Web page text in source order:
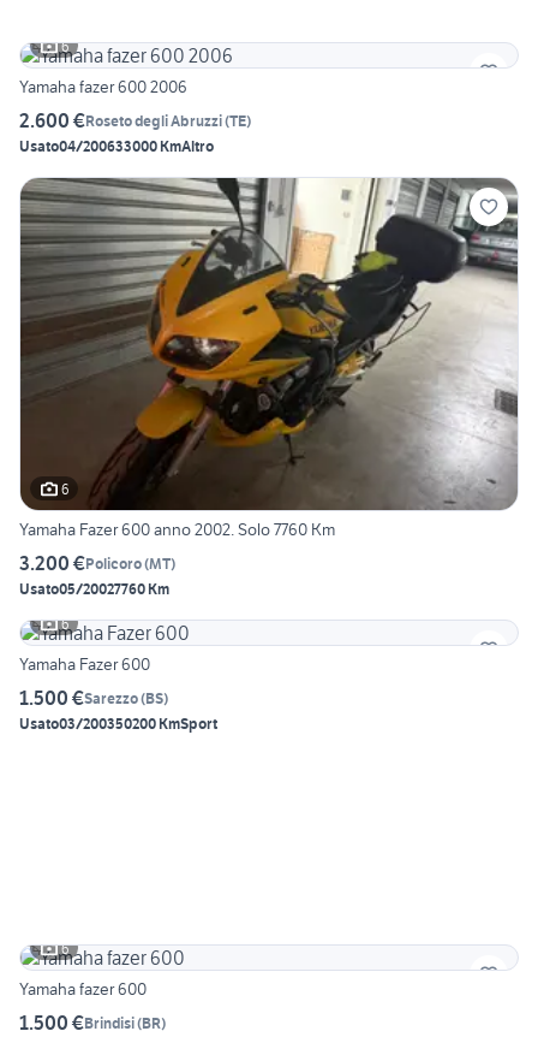
6
Yamaha fazer 600 2006
2.600 €Roseto degli Abruzzi(TE)
Usato04/200633000 KmAltro
6
Yamaha Fazer 600 anno 2002. Solo 7760 Km
3.200 €Policoro(MT)
Usato05/20027760 Km
6
Yamaha Fazer 600
1.500 €Sarezzo(BS)
Usato03/200350200 KmSport
6
Yamaha fazer 600
1.500 €Brindisi(BR)